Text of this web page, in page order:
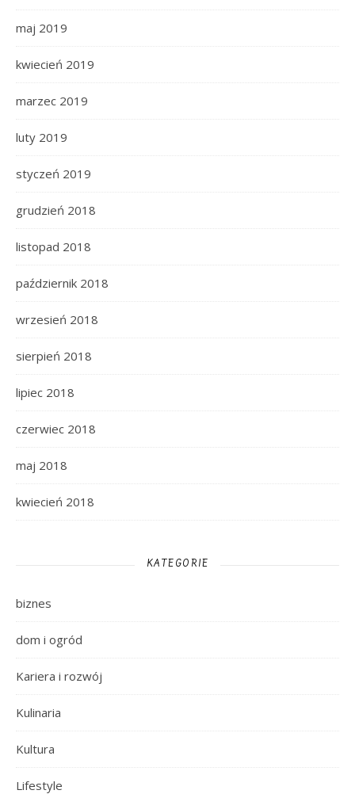
maj 2019
kwiecień 2019
marzec 2019
luty 2019
styczeń 2019
grudzień 2018
listopad 2018
październik 2018
wrzesień 2018
sierpień 2018
lipiec 2018
czerwiec 2018
maj 2018
kwiecień 2018
KATEGORIE
biznes
dom i ogród
Kariera i rozwój
Kulinaria
Kultura
Lifestyle